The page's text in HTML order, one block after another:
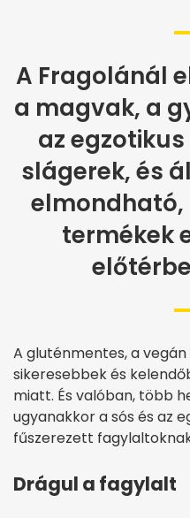
A Fragolánál
a magvak, a
az
slágerek, és
elmondható,
termékek
A gluténmentes, a
sikeresebbek és
miatt. És valóban, több
ugyanakkor a sós és az
fűszerezett
Drágul a fagylalt